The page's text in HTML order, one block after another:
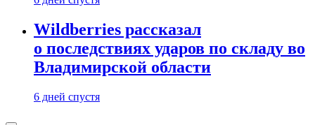
Wildberries рассказал
о последствиях ударов по складу во
Владимирской области
6 дней спустя